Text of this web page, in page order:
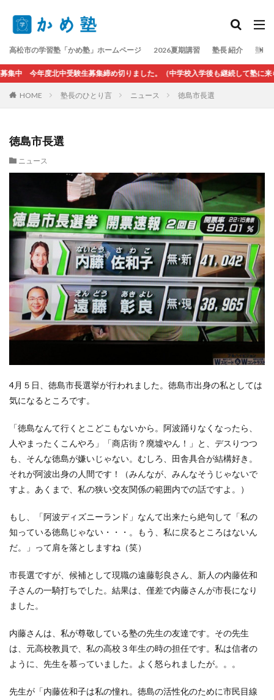
高松市の学習塾「かめ塾」ホームページ 2026夏期講習 塾長 紹介 塾長
年度北中受験生募集締め切りました。（中学校入学後も継続して塾に来られ
HOME 塾長のひとり言 ニュース 徳島市長選
徳島市長選
ニュース
4月５日、徳島市長選挙が行われました。徳島市出身の私としては
気になるところです。
「徳島なんて行くとこどこもないから。阿波踊りなくなったら、
人やまったくこんやろ」「商店街？廃墟やん！」と、デスりつつ
も、そんな徳島が嫌いじゃない。むしろ、田舎具合が結構好き。
それが阿波出身の人間です！（みんなが、みんなそうじゃないで
すよ。あくまで、私の狭い交友関係の範囲内での話ですよ。）
もし、「阿波ディズニーランド」なんて出来たら絶句して「私の
知っている徳島じゃない・・・。もう、私に戻るところはないん
だ。」って肩を落としますね（笑）
市長選ですが、候補として現職の遠藤彰良さん、新人の内藤佐和
子さんの一騎打ちでした。結果は、僅差で内藤さんが市長になり
ました。
内藤さんは、私が尊敬している塾の先生の友達です。その先生
は、元高校教員で、私の高校３年生の時の担任です。私は信者の
ように、先生を慕っていました。よく怒られましたが。。。
先生が「内藤佐和子は私の憧れ。徳島の活性化のために市民目線